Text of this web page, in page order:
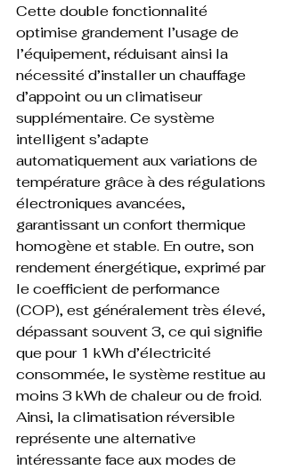
Cette double fonctionnalité
optimise grandement l’usage de
l’équipement, réduisant ainsi la
nécessité d’installer un chauffage
d’appoint ou un climatiseur
supplémentaire. Ce système
intelligent s’adapte
automatiquement aux variations de
température grâce à des régulations
électroniques avancées,
garantissant un confort thermique
homogène et stable. En outre, son
rendement énergétique, exprimé par
le coefficient de performance
(COP), est généralement très élevé,
dépassant souvent 3, ce qui signifie
que pour 1 kWh d’électricité
consommée, le système restitue au
moins 3 kWh de chaleur ou de froid.
Ainsi, la climatisation réversible
représente une alternative
intéressante face aux modes de